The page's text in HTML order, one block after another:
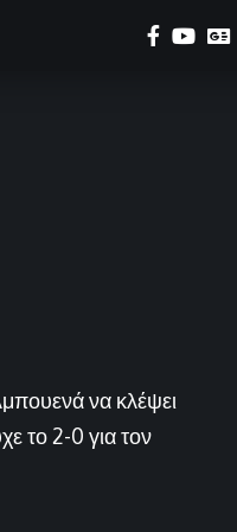
να κλέψει
το 2-0 για τον